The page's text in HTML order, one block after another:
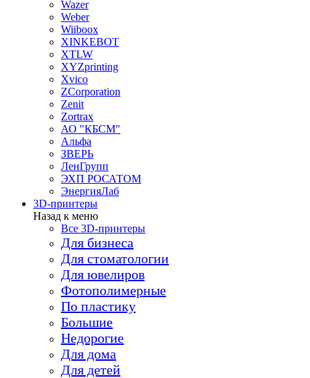
Wazer
Weber
Wiiboox
XINKEBOT
XTLW
XYZprinting
Xvico
ZCorporation
Zenit
Zortrax
АО "КБСМ"
Альфа
ЗВЕРЬ
ЛенГрупп
ЭХП РОСАТОМ
ЭнергияЛаб
3D-принтеры
Назад к меню
Все 3D-принтеры
Для бизнеса
Для стоматологии
Для ювелиров
Фотополимерные
По пластику
Большие
Недорогие
Для дома
Для детей